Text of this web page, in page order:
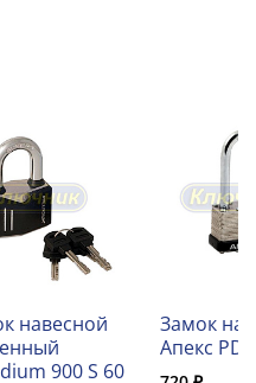
навесной
900 S 60
Замок
Апекс